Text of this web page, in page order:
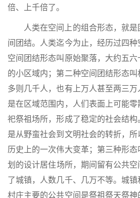
倍、上千倍了。
人类在空间上的组合形态，就
间团结。人类迄今为止，经历过四
空间团结形态叫原始聚落，大约五
的小区域内；第二种空间团结形态叫
多则几千人，也有上万人甚至两三
是在区域范围内，人们表面上可能
祀祭祖场所，形成了稳定的社会结构
是从野蛮社会到文明社会的转折，
历史上的一次伟大变革；第三种形
划的设计居住场所，期间留有公共
了城镇，人数几千、几万不等。城镇
村庄主要的公共空间是祭祖祭天祭